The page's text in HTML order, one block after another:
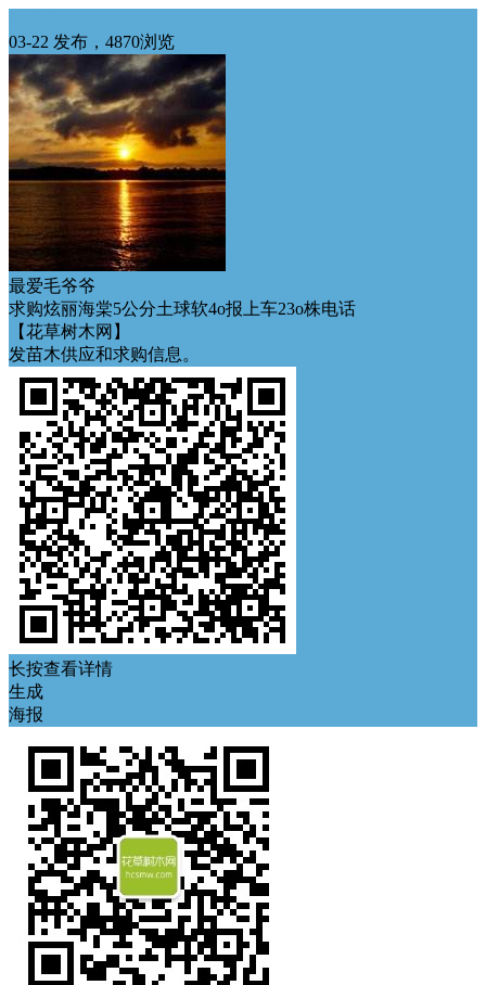
03-22 发布，4870浏览
最爱毛爷爷
求购炫丽海棠5公分土球软4o报上车23o株电话
【花草树木网】
发苗木供应和求购信息。
长按查看详情
生成
海报